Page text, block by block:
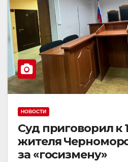
НОВОСТИ
Суд приговорил к
жителя
за «госизмену»